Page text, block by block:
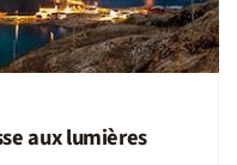
aux lumières